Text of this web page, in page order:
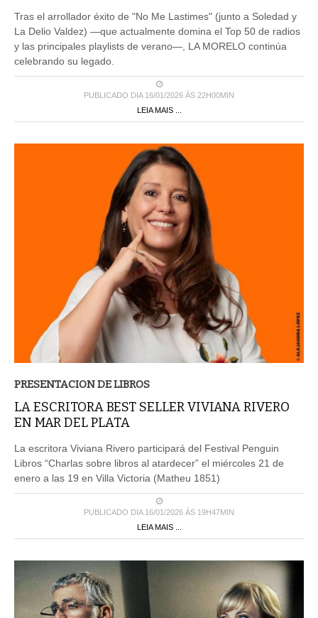
Tras el arrollador éxito de "No Me Lastimes" (junto a Soledad y
La Delio Valdez) —que actualmente domina el Top 50 de radios
y las principales playlists de verano—, LA MORELO continúa
celebrando su legado.
PUBLICADO DIA 16/01/2026 ÀS 22H00MIN
LEIA MAIS ...
PRESENTACION DE LIBROS
LA ESCRITORA BEST SELLER VIVIANA RIVERO
EN MAR DEL PLATA
La escritora Viviana Rivero participará del Festival Penguin
Libros “Charlas sobre libros al atardecer” el miércoles 21 de
enero a las 19 en Villa Victoria (Matheu 1851)
PUBLICADO DIA 16/01/2026 ÀS 19H47MIN
LEIA MAIS ...